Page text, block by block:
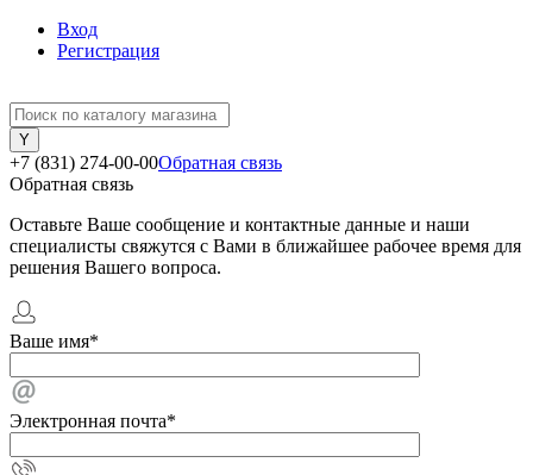
Вход
Регистрация
+7 (831) 274-00-00Обратная связь
Обратная связь
Оставьте Ваше сообщение и контактные данные и наши
специалисты свяжутся с Вами в ближайшее рабочее время для
решения Вашего вопроса.
Ваше имя*
Электронная почта*